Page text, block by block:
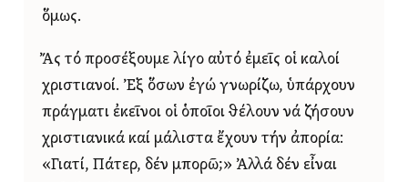
ὅμως.
Ἄς τό προσέξουμε λίγο αὐτό ἐμεῖς οἱ καλοί
χριστιανοί. Ἐξ ὅσων ἐγώ γνωρίζω, ὑπάρχουν
πράγματι ἐκεῖνοι οἱ ὁποῖοι θέλουν νά ζήσουν
χριστιανικά καί μάλιστα ἔχουν τήν ἀπορία:
«Γιατί, Πάτερ, δέν μπορῶ;» Ἀλλά δέν εἶναι